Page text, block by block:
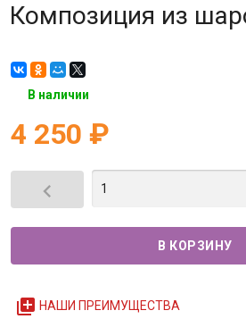
Композиция из
В наличии
4 250 ₽

queue НАШИ ПРЕИМУЩЕСТВА